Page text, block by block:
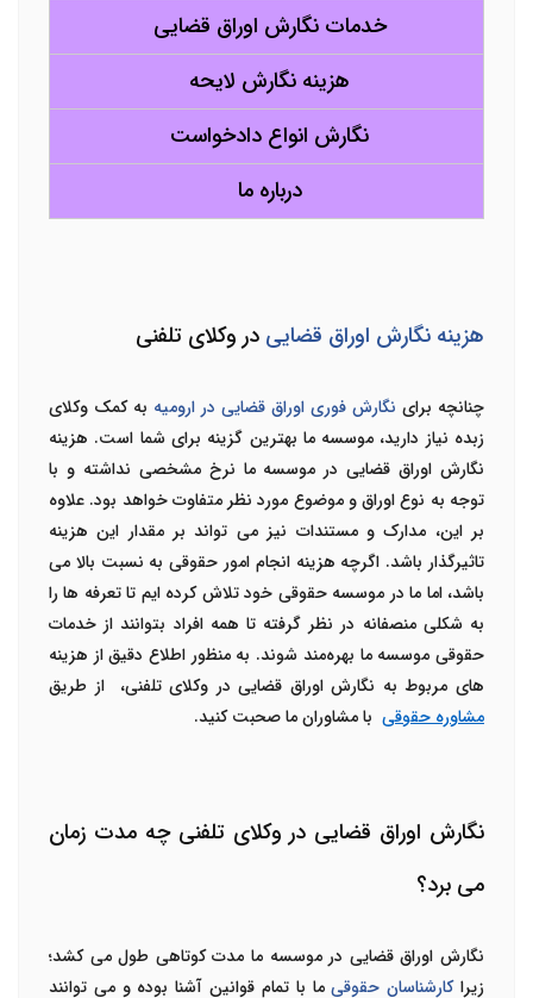
خدمات نگارش اوراق قضایی
هزینه نگارش لایحه
نگارش انواع دادخواست
درباره ما
هزینه نگارش اوراق قضایی در وکلای تلفنی
چنانچه برای نگارش فوری اوراق قضایی در ارومیه به کمک وکلای
زبده نیاز دارید، موسسه ما بهترین گزینه برای شما است. هزینه
نگارش اوراق قضایی در موسسه ما نرخ مشخصی نداشته و با
توجه به نوع اوراق و موضوع مورد نظر متفاوت خواهد بود. علاوه
بر این، مدارک و مستندات نیز می تواند بر مقدار این هزینه
تاثیرگذار باشد. اگرچه هزینه انجام امور حقوقی به نسبت بالا می
باشد، اما ما در موسسه حقوقی خود تلاش کرده ایم تا تعرفه ها را
به شکلی منصفانه در نظر گرفته تا همه افراد بتوانند از خدمات
حقوقی موسسه ما بهره‌مند شوند. به منظور اطلاع دقیق از هزینه
های مربوط به نگارش اوراق قضایی در وکلای تلفنی، از طریق
مشاوره حقوقی با مشاوران ما صحبت کنید.
نگارش اوراق قضایی در وکلای تلفنی چه مدت زمان
می برد؟
نگارش اوراق قضایی در موسسه ما مدت کوتاهی طول می کشد؛
زیراکارشناسان حقوقیما با تمام قوانین آشنا بوده و می توانند